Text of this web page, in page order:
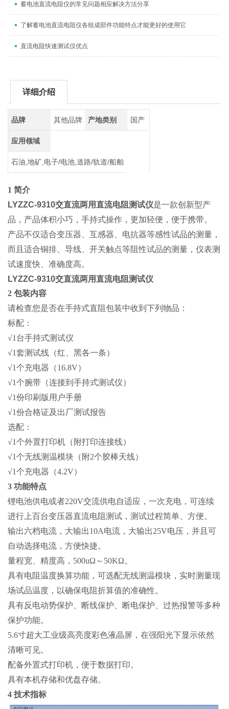
蓄电池直流电阻仪的常见问题相应解决方法分享
了解蓄电池直流电阻仪各组成部件功能特点才能更好的使用它
直流电阻快速测试仪优点
详细介绍
品牌 其他品牌 产地类别 国产
应用领域
石油,地矿,电子/电池,道路/轨道/船舶
1 简介
LYZZC-9310交直流两用直流电阻测试仪是一款创新型产
品，产品体积小巧，手持式操作，更加轻便，便于携带。
产品不仅适合变压器、互感器、电抗器等感性试品的测量，
而且适合铜排、导线、开关触点等阻性试品的测量，仪表测
试速度快、准确度高。
LYZZC-9310交直流两用直流电阻测试仪
2 包装内容
请检查您是否在手持式直阻包装中收到下列物品：
标配：
√1台手持式测试仪
√1套测试线（红、黑各一条）
√1个充电器（16.8V）
√1个腕带（连接到手持式测试仪）
√1份印刷版用户手册
√1份合格证及出厂测试报告
选配：
√1个外置打印机（附打印连接线）
√1个无线测温模块（附2个胶棒天线）
√1个充电器（4.2V）
3 功能特点
锂电池供电或者220V交流供电自适应，一次充电，可连续
进行上百台变压器直流电阻测试，测试过程简单、方便。
输出六档电流，大输出10A电流，大输出25V电压，并且可
自动选择电流，方便快捷。
量程宽、精度高，500uΩ～50KΩ。
具有电阻温度换算功能，可选配无线测温模块，实时测量现
场试品温度，以确保电阻折算值的准确性。
具有反电动势保护、断线保护、断电保护、过热报警等多种
保护功能。
5.6寸超大工业级高亮度彩色液晶屏，在强阳光下显示依然
清晰可见。
配备外置式打印机，便于数据打印。
具有本机存储和优盘存储。
4 技术指标